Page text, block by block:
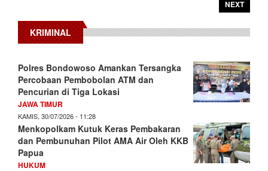
NEXT
KRIMINAL
Polres Bondowoso Amankan Tersangka
Percobaan Pembobolan ATM dan
Pencurian di Tiga Lokasi
JAWA TIMUR
KAMIS, 30/07/2026 - 11:28
Menkopolkam Kutuk Keras Pembakaran
dan Pembunuhan Pilot AMA Air Oleh KKB
Papua
HUKUM